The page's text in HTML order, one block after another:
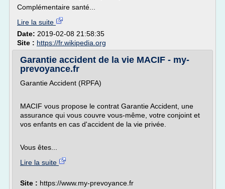
Complémentaire santé...
Lire la suite
Date: 2019-02-08 21:58:35
Site : https://fr.wikipedia.org
Garantie accident de la vie MACIF - my-
prevoyance.fr
Garantie Accident (RPFA)
MACIF vous propose le contrat Garantie Accident, une
assurance qui vous couvre vous-même, votre conjoint et
vos enfants en cas d'accident de la vie privée.
Vous êtes...
Lire la suite
Site : https://www.my-prevoyance.fr